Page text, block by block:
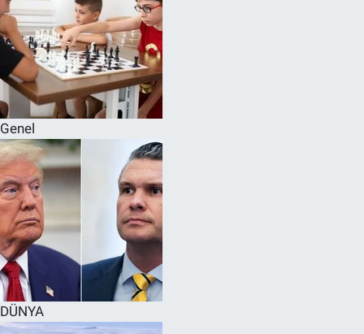
Genel
DÜNYA